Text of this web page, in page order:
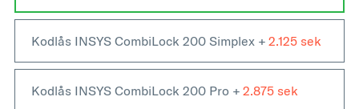
Kodlås INSYS CombiLock 200 Simplex + 2.125
Kodlås INSYS CombiLock 200 Pro + 2.875